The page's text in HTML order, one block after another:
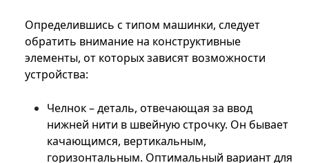
Определившись с типом машинки, следует
обратить внимание на конструктивные
элементы, от которых зависят возможности
устройства:
Челнок – деталь, отвечающая за ввод
нижней нити в швейную строчку. Он бывает
качающимся, вертикальным,
горизонтальным. Оптимальный вариант для